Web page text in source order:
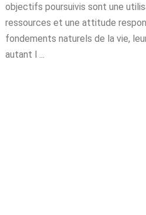
objectifs poursuivis sont une
ressources et une attitude
fondements naturels de la vie,
autant l ...